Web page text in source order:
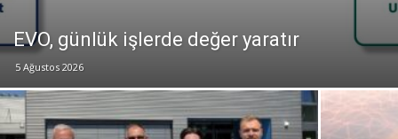
EVO, günlük işlerde değer yaratır
5 Ağustos 2026